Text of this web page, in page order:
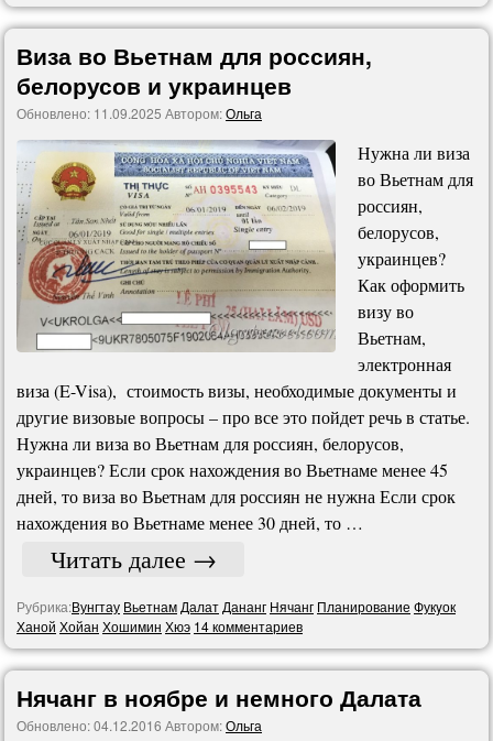
Виза во Вьетнам для россиян,
белорусов и украинцев
Обновлено: 11.09.2025 Автором:Ольга
Нужна ли виза
во Вьетнам для
россиян,
белорусов,
украинцев?
Как оформить
визу во
Вьетнам,
электронная
виза (E-Visa), стоимость визы, необходимые документы и
другие визовые вопросы – про все это пойдет речь в статье.
Нужна ли виза во Вьетнам для россиян, белорусов,
украинцев? Если срок нахождения во Вьетнаме менее 45
дней, то виза во Вьетнам для россиян не нужна Если срок
нахождения во Вьетнаме менее 30 дней, то …
Читать далее →
Рубрика:Вунгтау Вьетнам Далат Дананг Нячанг Планирование Фукyок
Ханой Хойан Хошимин Хюэ 14 комментариев
Нячанг в ноябре и немного Далата
Обновлено:04.12.2016 Автором:Ольга